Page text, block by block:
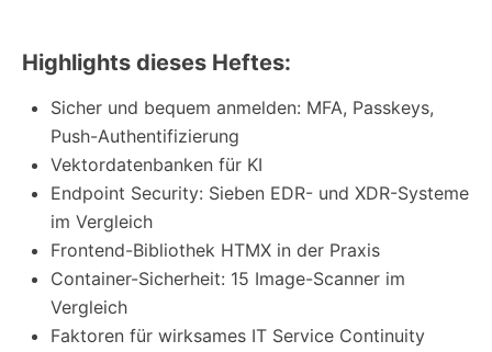
Highlights dieses Heftes:
Sicher und bequem anmelden: MFA, Passkeys,
Push-Authentifizierung
Vektordatenbanken für KI
Endpoint Security: Sieben EDR- und XDR-Systeme
im Vergleich
Frontend-Bibliothek HTMX in der Praxis
Container-Sicherheit: 15 Image-Scanner im
Vergleich
Faktoren für wirksames IT Service Continuity